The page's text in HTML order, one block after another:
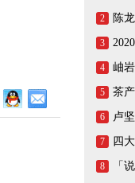
2 陈
3 2020
4 岫
5 茶
6 卢
7 四大
8 「说